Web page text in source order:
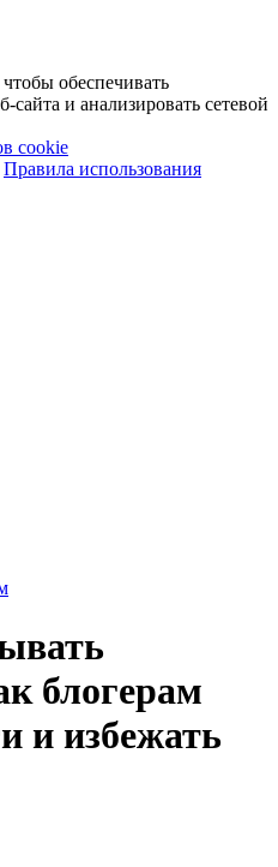
обеспечивать
и анализировать сетевой
cookie
Правила использования
блогерам
и избежать